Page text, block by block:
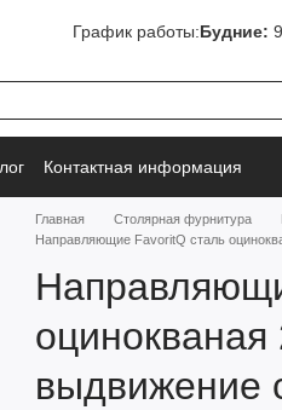
График работы:Будние:
Контактная информация
Главная Столярная фурнитура
Направляющие FavoritQ сталь
оцинокваная
выдвижение